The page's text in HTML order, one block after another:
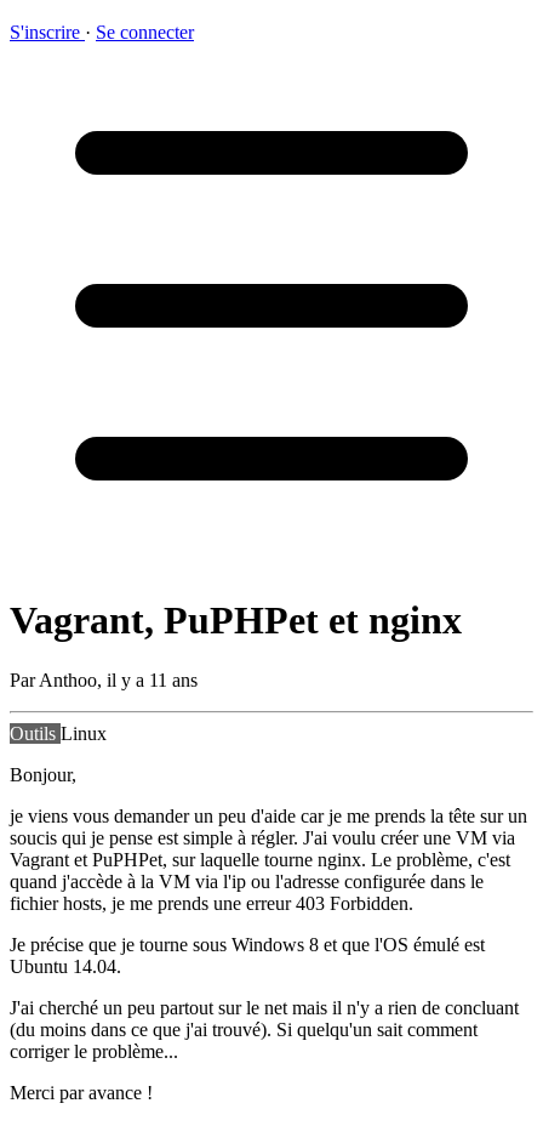
S'inscrire · Se connecter
Vagrant, PuPHPet et nginx
ParAnthoo, il y a 11 ans
Outils Linux
Bonjour,
je viens vous demander un peu d'aide car je me prends la tête sur un
soucis qui je pense est simple à régler. J'ai voulu créer une VM via
Vagrant et PuPHPet, sur laquelle tourne nginx. Le problème, c'est
quand j'accède à la VM via l'ip ou l'adresse configurée dans le
fichier hosts, je me prends une erreur 403 Forbidden.
Je précise que je tourne sous Windows 8 et que l'OS émulé est
Ubuntu 14.04.
J'ai cherché un peu partout sur le net mais il n'y a rien de concluant
(du moins dans ce que j'ai trouvé). Si quelqu'un sait comment
corriger le problème...
Merci par avance !